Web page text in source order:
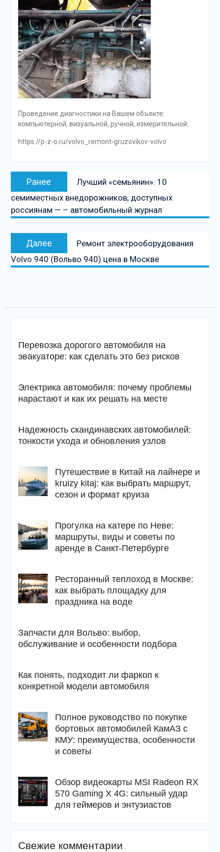
Проведение диагностики на Вашем объекте:
компьютерной, визуальной, ручной, измерительной.
https://p-z-o.ru/volvo_remont-gruzovikov-volvo
Навигация
записям
Ранее
Предыдущая
запись:
Лучший «семьянин»: 10
семиместных внедорожников, доступных
россиянам — – автомобильный журнал
Далее
Следующая
запись
Ремонт электрооборудования
Volvo 940 (Вольво 940) цена в Москве
Перевозка дорогого автомобиля на
эвакуаторе: как сделать это без рисков
Электрика автомобиля: почему проблемы
нарастают и как их решать на месте
Надежность скандинавских автомобилей:
тонкости ухода и обновления узлов
Путешествие в Китай на лайнере и
kruizy kitaj: как выбрать маршрут,
сезон и формат круиза
Прогулка на катере по Неве:
маршруты, виды и советы по
аренде в Санкт-Петербурге
Ресторанный теплоход в Москве:
как выбрать площадку для
праздника на воде
Запчасти для Вольво: выбор,
обслуживание и особенности подбора
Как понять, подходит ли фаркоп к
конкретной модели автомобиля
Полное руководство по покупке
бортовых автомобилей КамАЗ с
КМУ: преимущества, особенности
и советы
Обзор видеокарты MSI Radeon RX
570 Gaming X 4G: сильный удар
для геймеров и энтузиастов
Свежие комментарии